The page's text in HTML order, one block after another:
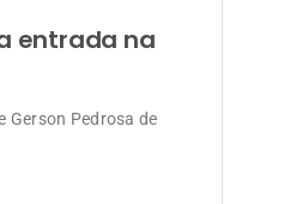
entrada na
Gerson Pedrosa de